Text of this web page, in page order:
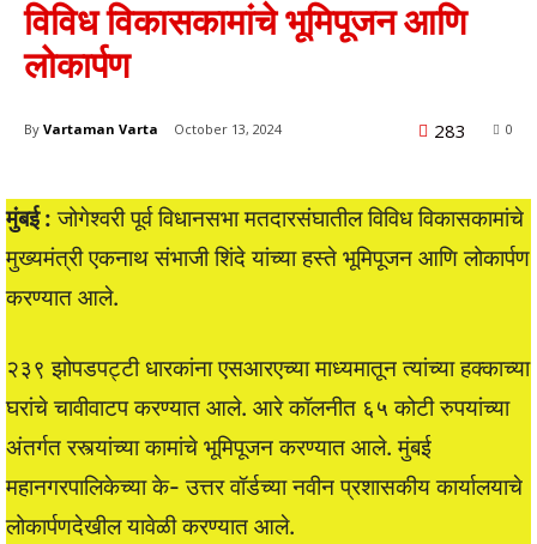
विविध विकासकामांचे भूमिपूजन आणि
लोकार्पण
By Vartaman Varta October 13, 2024 0
283
मुंबई : जोगेश्वरी पूर्व विधानसभा मतदारसंघातील विविध विकासकामांचे
मुख्यमंत्री एकनाथ संभाजी शिंदे यांच्या हस्ते भूमिपूजन आणि लोकार्पण
करण्यात आले.
२३९ झोपडपट्टी धारकांना एसआरएच्या माध्यमातून त्यांच्या हक्काच्या
घरांचे चावीवाटप करण्यात आले. आरे कॉलनीत ६५ कोटी रुपयांच्या
अंतर्गत रस्त्यांच्या कामांचे भूमिपूजन करण्यात आले. मुंबई
महानगरपालिकेच्या के- उत्तर वॉर्डच्या नवीन प्रशासकीय कार्यालयाचे
लोकार्पणदेखील यावेळी करण्यात आले.